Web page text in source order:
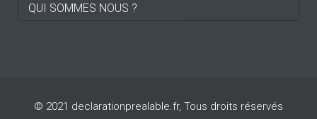
QUI SOMMES NOUS ?
© 2021 declarationprealable.fr, Tous droits réservés